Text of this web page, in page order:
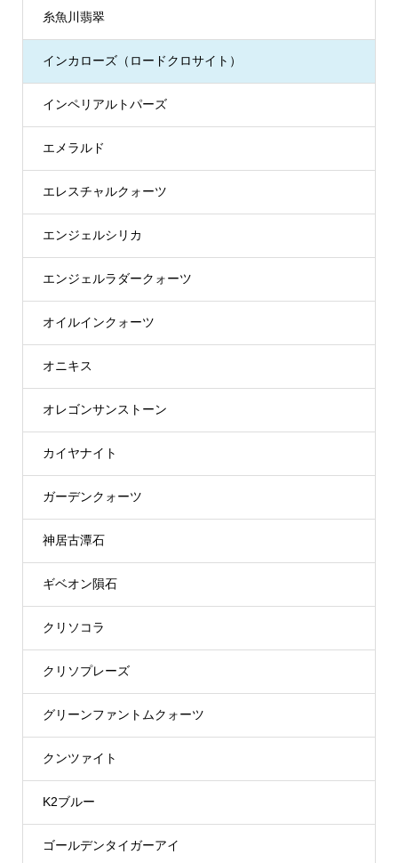
糸魚川翡翠
インカローズ（ロードクロサイト）
インペリアルトパーズ
エメラルド
エレスチャルクォーツ
エンジェルシリカ
エンジェルラダークォーツ
オイルインクォーツ
オニキス
オレゴンサンストーン
カイヤナイト
ガーデンクォーツ
神居古潭石
ギベオン隕石
クリソコラ
クリソプレーズ
グリーンファントムクォーツ
クンツァイト
K2ブルー
ゴールデンタイガーアイ